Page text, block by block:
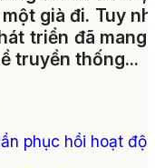
già đi. Tuy
triển đã mang
truyền thống...
phục hồi hoạt